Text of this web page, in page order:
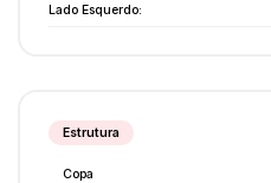
Lado Esquerdo:
Estrutura
Copa